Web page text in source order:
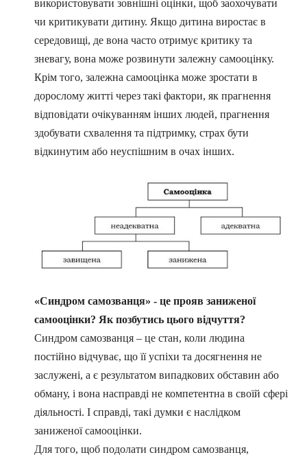
використовувати зовнішні оцінки, щоб заохочувати
чи критикувати дитину. Якщо дитина виростає в
середовищі, де вона часто отримує критику та
зневагу, вона може розвинути залежну самооцінку.
Крім того, залежна самооцінка може зростати в
дорослому житті через такі фактори, як прагнення
відповідати очікуванням інших людей, прагнення
здобувати схвалення та підтримку, страх бути
відкинутим або неуспішним в очах інших.
«Синдром самозванця» - це прояв заниженої
самооцінки? Як позбутись цього відчуття?
Синдром самозванця – це стан, коли людина
постійно відчуває, що її успіхи та досягнення не
заслужені, а є результатом випадкових обставин або
обману, і вона насправді не компетентна в своїй сфері
діяльності. І справді, такі думки є наслідком
заниженої самооцінки.
Для того, щоб подолати синдром самозванця,